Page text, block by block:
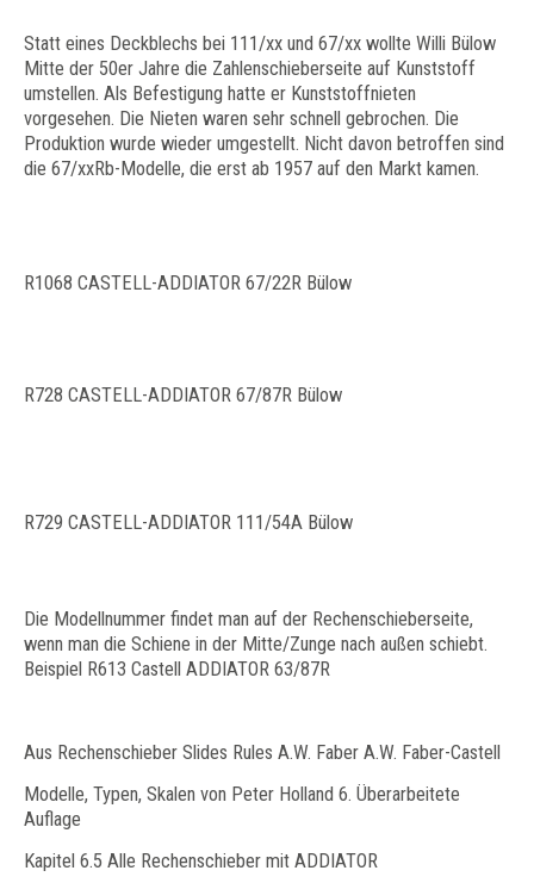
Statt eines Deckblechs bei 111/xx und 67/xx wollte Willi Bülow
Mitte der 50er Jahre die Zahlenschieberseite auf Kunststoff
umstellen. Als Befestigung hatte er Kunststoffnieten
vorgesehen. Die Nieten waren sehr schnell gebrochen. Die
Produktion wurde wieder umgestellt. Nicht davon betroffen sind
die 67/xxRb-Modelle, die erst ab 1957 auf den Markt kamen.
R1068 CASTELL-ADDIATOR 67/22R Bülow
R728 CASTELL-ADDIATOR 67/87R Bülow
R729 CASTELL-ADDIATOR 111/54A Bülow
Die Modellnummer findet man auf der Rechenschieberseite,
wenn man die Schiene in der Mitte/Zunge nach außen schiebt.
Beispiel R613 Castell ADDIATOR 63/87R
Aus Rechenschieber Slides Rules A.W. Faber A.W. Faber-Castell
Modelle, Typen, Skalen von Peter Holland 6. Überarbeitete
Auflage
Kapitel 6.5 Alle Rechenschieber mit ADDIATOR